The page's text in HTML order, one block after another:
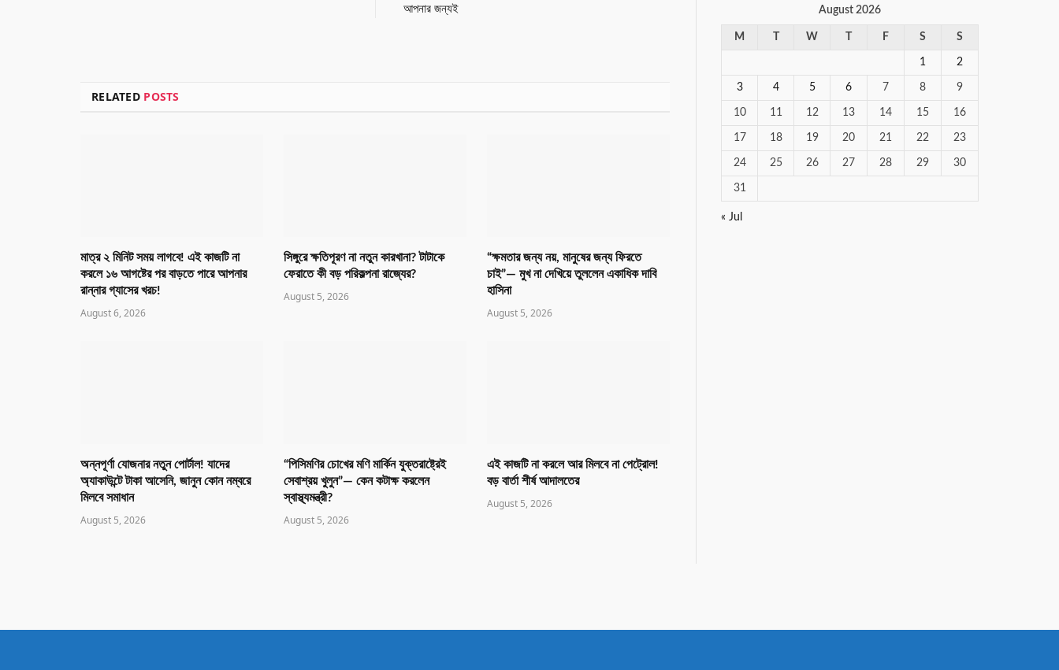
আপনার জন্যই
RELATED POSTS
মাত্র ২ মিনিট সময় লাগবে! এই কাজটি না
করলে ১৬ আগষ্টের পর বাড়তে পারে আপনার
রান্নার গ্যাসের খরচ!
August 6, 2026
সিঙ্গুরে ক্ষতিপূরণ না নতুন কারখানা? টাটাকে
ফেরাতে কী বড় পরিকল্পনা রাজ্যের?
August 5, 2026
“ক্ষমতার জন্য নয়, মানুষের জন্য ফিরতে
চাই”— মুখ না দেখিয়ে তুললেন একাধিক দাবি
হাসিনা
August 5, 2026
অন্নপূর্ণা যোজনার নতুন পোর্টাল! যাদের
অ্যাকাউন্টে টাকা আসেনি, জানুন কোন নম্বরে
মিলবে সমাধান
August 5, 2026
“পিসিমণির চোখের মণি মার্কিন যুক্তরাষ্ট্রেই
সেবাশ্রয় খুলুন”— কেন কটাক্ষ করলেন
স্বাস্থ্যমন্ত্রী?
August 5, 2026
এই কাজটি না করলে আর মিলবে না পেট্রোল!
বড় বার্তা শীর্ষ আদালতের
August 5, 2026
August 2026
M W F S S
1 2
3 4 5 6 7 8 9
10 11 12 13 14 15 16
17 18 19 20 21 22 23
24 25 26 27 28 29 30
31
« Jul